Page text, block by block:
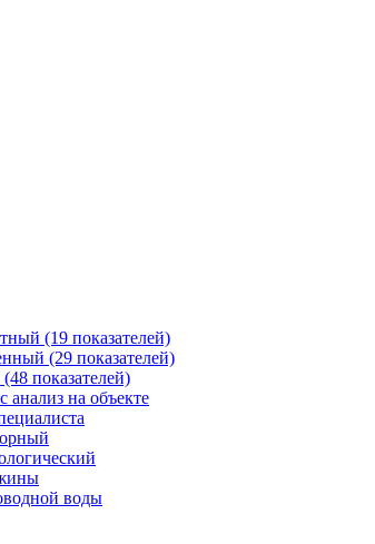
(19 показателей)
(29 показателей)
показателей)
анализ на объекте
воды